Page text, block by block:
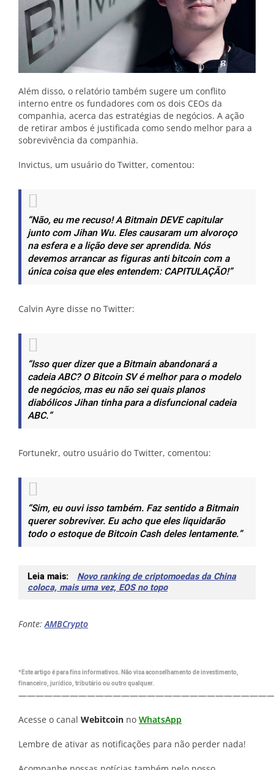
Além disso, o relatório também sugere um conflito
interno entre os fundadores com os dois CEOs da
companhia, acerca das estratégias de negócios. A ação
de retirar ambos é justificada como sendo melhor para a
sobrevivência da companhia.
Invictus, um usuário do Twitter, comentou:
“Não, eu me recuso! A Bitmain DEVE capitular
junto com Jihan Wu. Eles causaram um alvoroço
na esfera e a lição deve ser aprendida. Nós
devemos arrancar as figuras anti bitcoin com a
única coisa que eles entendem: CAPITULAÇÃO!”
Calvin Ayre disse no Twitter:
“Isso quer dizer que a Bitmain abandonará a
cadeia ABC? O Bitcoin SV é melhor para o modelo
de negócios, mas eu não sei quais planos
diabólicos Jihan tinha para a disfuncional cadeia
ABC.”
Fortunekr, outro usuário do Twitter, comentou:
“Sim, eu ouvi isso também. Faz sentido a Bitmain
querer sobreviver. Eu acho que eles liquidarão
todo o estoque de Bitcoin Cash deles lentamente.”
Leia mais:
Novo ranking de criptomoedas da China
coloca, mais uma vez, EOS no topo
Fonte:AMBCrypto
*Este artigo é para fins informativos. Não visa aconselhamento de investimento,
financeiro, jurídico, tributário ou outro qualquer.
Acesse o canal Webitcoin no WhatsApp
Lembre de ativar as notificações para não perder nada!